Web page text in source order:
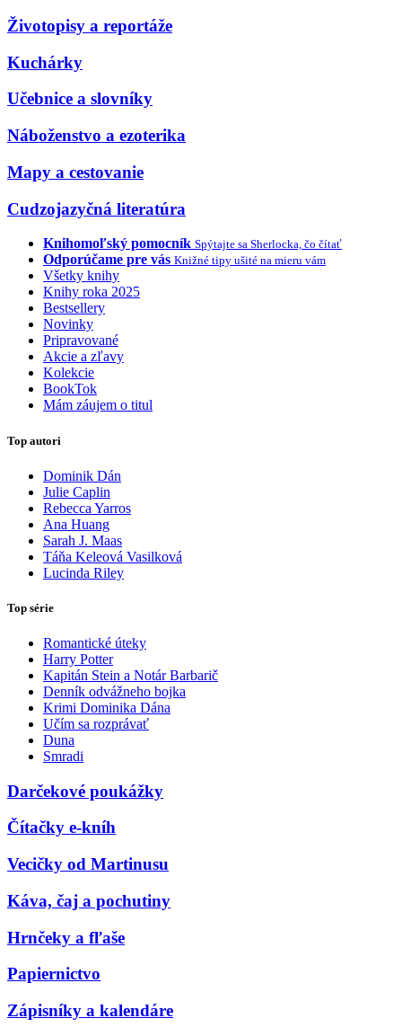
Životopisy a reportáže
Kuchárky
Učebnice a slovníky
Náboženstvo a ezoterika
Mapy a cestovanie
Cudzojazyčná literatúra
Knihomoľský pomocník Spýtajte sa Sherlocka, čo čítať
Odporúčame pre vás Knižné tipy ušité na mieru vám
Všetky knihy
Knihy roka 2025
Bestsellery
Novinky
Pripravované
Akcie a zľavy
Kolekcie
BookTok
Mám záujem o titul
Top autori
Dominik Dán
Julie Caplin
Rebecca Yarros
Ana Huang
Sarah J. Maas
Táňa Keleová Vasilková
Lucinda Riley
Top série
Romantické úteky
Harry Potter
Kapitán Stein a Notár Barbarič
Denník odvážneho bojka
Krimi Dominika Dána
Učím sa rozprávať
Duna
Smradi
Darčekové poukážky
Čítačky e-kníh
Vecičky od Martinusu
Káva, čaj a pochutiny
Hrnčeky a fľaše
Papiernictvo
Zápisníky a kalendáre